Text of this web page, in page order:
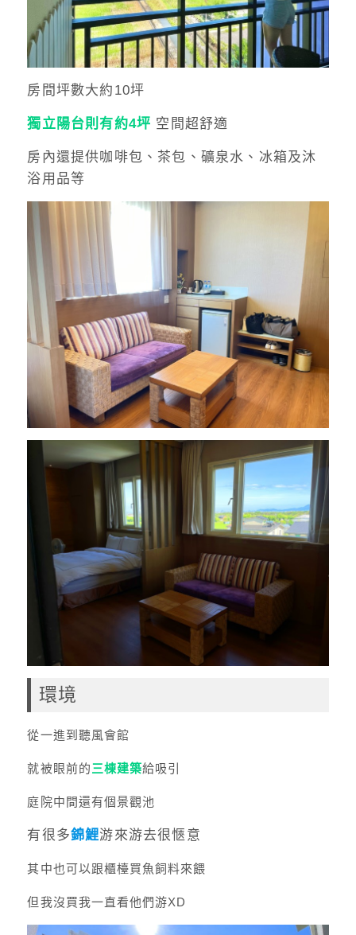
房間坪數大約10坪
獨立陽台則有約4坪 空間超舒適
房內還提供咖啡包、茶包、礦泉水、冰箱及沐
浴用品等
環境
從一進到聽風會館
就被眼前的三棟建築給吸引
庭院中間還有個景觀池
有很多錦鯉游來游去很愜意
其中也可以跟櫃檯買魚飼料來餵
但我沒買我一直看他們游XD